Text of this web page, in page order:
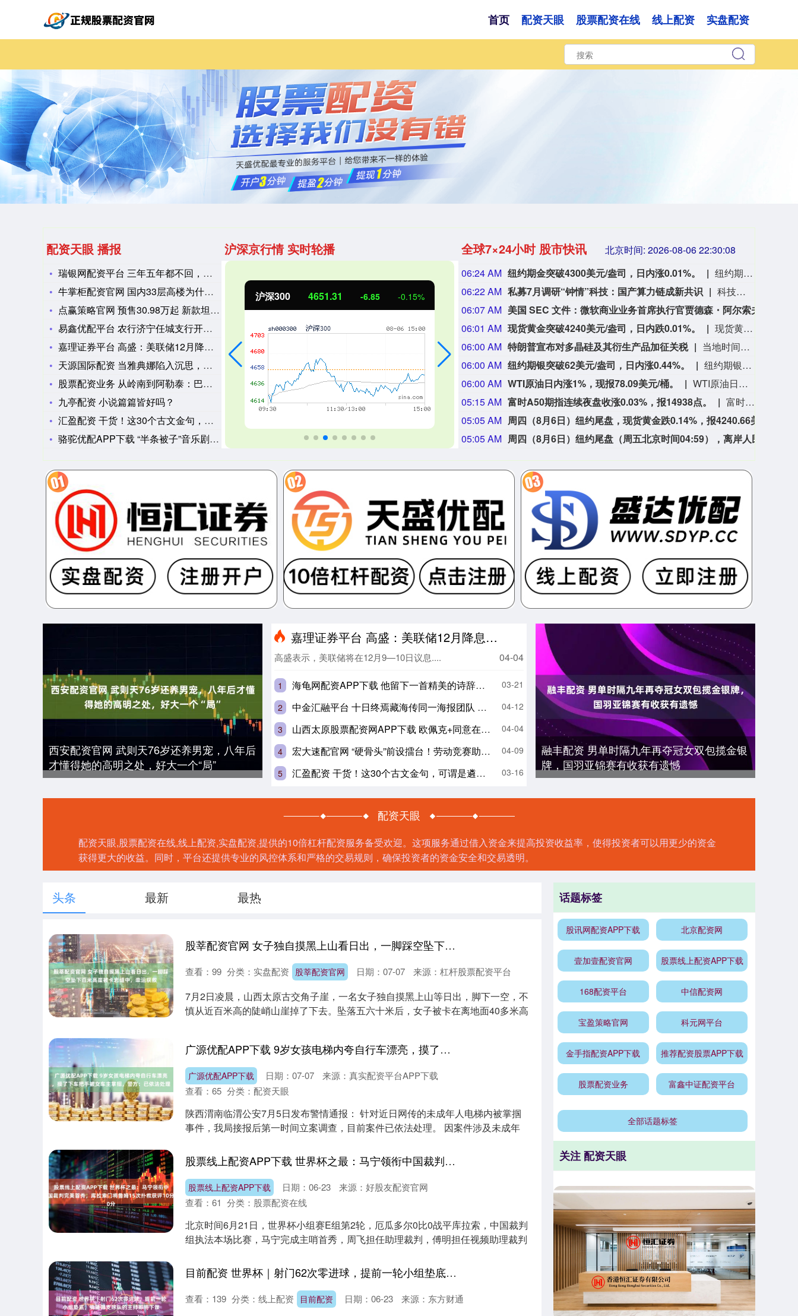
首页 配资天眼 股票配资在线 线上配资 实盘配资
配资天眼 播报
瑞银网配资平台 三年五年都不回，为何眼里还含泪？上海首批医科
牛掌柜配资官网 国内33层高楼为什么越建越多？一房拖三代，高
点赢策略官网 预售30.98万起 新款坦克400开启预售
易鑫优配平台 农行济宁任城支行开展金融消费者权益保护教育宣传
嘉理证券平台 高盛：美联储12月降息已成定局
天源国际配资 当雅典娜陷入沉思，东方智慧已给出答案
股票配资业务 从岭南到阿勒泰：巴燕·塔斯肯新书《克兰河畔》分
九亭配资 小说篇篇皆好吗？
汇盈配资 干货！这30个古文金句，可谓是遴选写作中的点睛之笔
骆驼优配APP下载 “半条被子”音乐剧《等你在沙洲》将于9月
沪深京行情 实时轮播
沪深300 4651.31 -6.85 -0.15% 北证50 1122.88 3.42 0.30% 创业板指 3515.56 -19.58 -0.55% 基金指数
全球7×24小时 股市快讯 北京时间: 2026-08-06 22:30:09
06:24 AM 纽约期金突破4300美元/盎司，日内涨0.01%。
纽约期金突破4300美元/盎司，日内涨0.01%。
06:22 AM 私募7月调研“钟情”科技：国产算力链成新共识
科技板块的阶段性调整，并未降低机构的调研热情。电子、通信、计算机等科技板块依旧是私募机构重点关注方向。采访发现，私募对调整后的科技板块布局热情仍在，正在产业链内部“摸排”新的投资机会。其中，国产算力链凭借产业趋势、自主可控及长期成长空间等逻辑，有望成为下一阶段私募的重点关注方向。 私募排排网数据显示，7月共有690家私募机构参与A股调研，覆盖294只个股，累计调研1578次。从行业分布来看，科技制造仍是机构调研重点。7月私募调研电子行业达到610次，占全部调研次数的38.66%；通信、计算机行业分别获得137次和136次调研。（上证报）
06:07 AM
06:01 AM 现货黄金突破4240美元/盎司，日内跌0.01%。
现货黄金突破4240美元/盎司，日内跌0.01%。
06:00 AM 特朗普宣布对多晶硅及其衍生产品加征关税
当地时间8月6日，美国总统特朗普签署行政令，依据《1962年贸易扩展法》第232条，对进口多晶硅及其衍生产品采取最低进口价格和额外关税措施，以支持美国国内多晶硅、半导体和太阳能供应链。公告规定，最低进口价格分别为：多晶硅每公斤21美元；多晶硅锭和晶圆每公斤100美元；太阳能电池每瓦0.22美元；太阳能组件每瓦0.38美元。同时，美国将对公告附件所列多晶硅锭及相关衍生产品加征15%的从价关税。相关措施将自2026年12月4日美国东部时间凌晨12时01分起生效。公告还授权商务部建立“回流美国”激励计划。企业如承诺在美国建设、翻新或扩建多晶硅、硅锭、晶圆或太阳能电池生产设施，并在2029年1月20日前开工，可申请部分进口设备和相关产品免缴第232条关税。（央视新闻）
06:00 AM 纽约期银突破62美元/盎司，日内涨0.44%。
纽约期银突破62美元/盎司，日内涨0.44%。
06:00 AM WTI原油日内涨1%，现报78.09美元/桶。
WTI原油日内涨1%，现报78.09美元/桶。
05:15 AM 富时A50期指连续夜盘收涨0.03%，报14938点。
富时A50期指连续夜盘收涨0.03%，报14938点。
05:05 AM
05:05 AM
西安配资官网 武则天76岁还养男宠，八年后
才懂得她的高明之处，好大一个“局”
嘉理证券平台 高盛：美联储12月降息已成定局
04-04
高盛表示，美联储将在12月9—10日议息....
1 海龟网配资APP下载 他留下一首精美的诗辞官还乡，而避免了杀身之祸，苏轼曾赋诗盛赞
03-21
2
中金汇融平台 十日终焉藏海传同一海报团队 肖战转型关键之战
04-12
3
山西太原股票配资网APP下载 欧佩克+同意在2026年保持集团整体石油产量不变
04-04
4
宏大速配官网 “硬骨头”前设擂台！劳动竞赛助力福建福州都市圈交通提速
04-09
5
汇盈配资 干货！这30个古文金句，可谓是遴选写作中的点睛之笔（小军师遴选） 03-16
融丰配资 男单时隔九年再夺冠女双包揽金银
牌，国羽亚锦赛有收获有遗憾
配资天眼
配资天眼,股票配资在线,线上配资,实盘配资,提供的10倍杠杆配资服务备受欢迎。这项服务通过借入资金来提高投资收益率，使得投资者可以用更少的资金
获得更大的收益。同时，平台还提供专业的风控体系和严格的交易规则，确保投资者的资金安全和交易透明。
头条 最新 最热
股莘配资官网 女子独自摸黑上山看日出，一脚踩空坠下百米高崖被卡岩缝中，幸运获救
股莘配资官网 日期：07-07 来源：杠杆股票配资平台
查看： 99 分类： 实盘配资
7月2日凌晨，山西太原古交角子崖，一名女子独自摸黑上山等日出，脚下一空，不
慎从近百米高的陡峭山崖掉了下去。坠落五六十米后，女子被卡在离地面40多米高
广源优配APP下载 9岁女孩电梯内夸自行车漂亮，摸了下车把手被女车主掌掴，警方：已依法处理
广源优配APP下载 日期：07-07
来源：真实配资平台APP下载
查看： 65 分类： 配资天眼
陕西渭南临渭公安7月5日发布警情通报： 针对近日网传的未成年人电梯内被掌掴
事件，我局接报后第一时间立案调查，目前案件已依法处理。 因案件涉及未成年
股票线上配资APP下载 世界杯之最：马宁领衔中国裁判完美首秀，库拉索门将鲁姆15次扑救获评10分
股票线上配资APP下载 日期：06-23
来源：好股友配资官网
查看： 61 分类： 股票配资在线
北京时间6月21日，世界杯小组赛E组第2轮，厄瓜多尔0比0战平库拉索，中国裁判
组执法本场比赛，马宁完成主哨首秀，周飞担任助理裁判，傅明担任视频助理裁判
目前配资 世界杯｜射门62次零进球，提前一轮小组垫底，猜猜哪支球队的主帅即将下课
目前配资 日期：06-23 来源：东方财通
查看： 139 分类： 线上配资
话题标签
股讯网配资APP下载 北京配资网
壹加壹配资官网 股票线上配资APP下载
168配资平台 中信配资网
宝盈策略官网 科元网平台
金手指配资APP下载 推荐配资股票APP下载
股票配资业务 富鑫中证配资平台
全部话题标签
关注 配资天眼